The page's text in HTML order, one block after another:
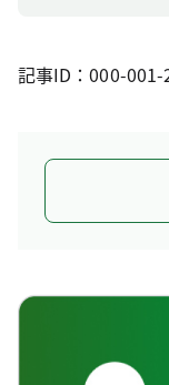
記事ID：000-